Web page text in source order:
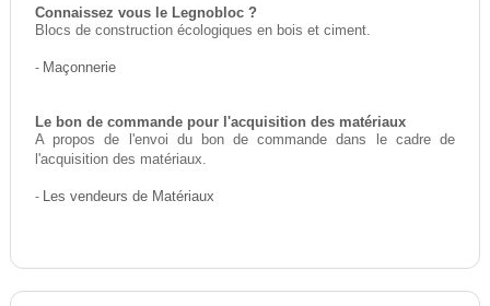
Connaissez vous le Legnobloc ?
Blocs de construction écologiques en bois et ciment.
- Maçonnerie
Le bon de commande pour l'acquisition des matériaux
A propos de l'envoi du bon de commande dans le cadre de
l'acquisition des matériaux.
- Les vendeurs de Matériaux